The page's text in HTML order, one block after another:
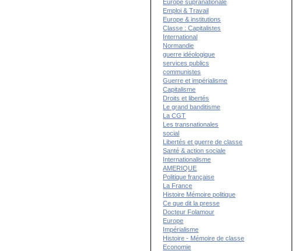
Europe supranationale
Emploi & Travail
Europe & institutions
Classe : Capitalistes
International
Normandie
guerre idéologique
services publics
communistes
Guerre et impérialisme
Capitalisme
Droits et libertés
Le grand banditisme
La CGT
Les transnationales
social
Libertés et guerre de classe
Santé & action sociale
Internationalisme
AMERIQUE
Politique française
La France
Histoire Mémoire politique
Ce que dit la presse
Docteur Folamour
Europe
Impérialisme
Histoire - Mémoire de classe
Economie